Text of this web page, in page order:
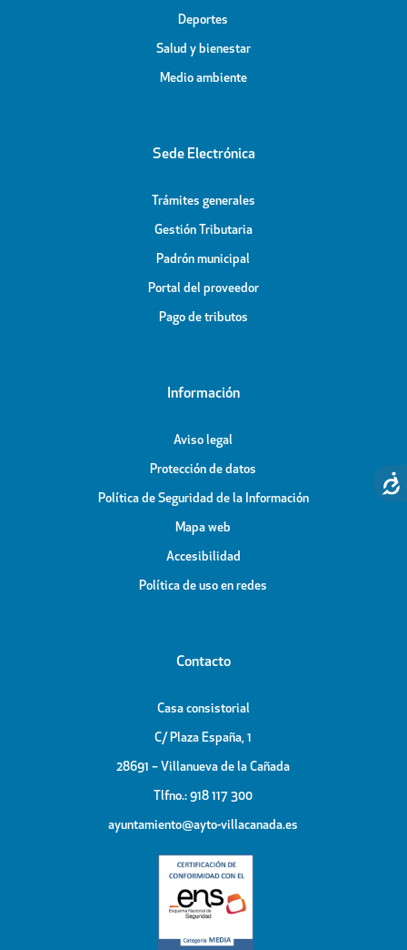
Deportes
Salud y bienestar
Medio ambiente
Sede Electrónica
Trámites generales
Gestión Tributaria
Padrón municipal
Portal del proveedor
Pago de tributos
Información
Aviso legal
Protección de datos
Política de Seguridad de la Información
Mapa web
Accesibilidad
Política de uso en redes
Contacto
Casa consistorial
C/ Plaza España, 1
28691 – Villanueva de la Cañada
Tlfno.: 918 117 300
ayuntamiento@ayto-villacanada.es